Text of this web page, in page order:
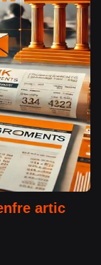
artic